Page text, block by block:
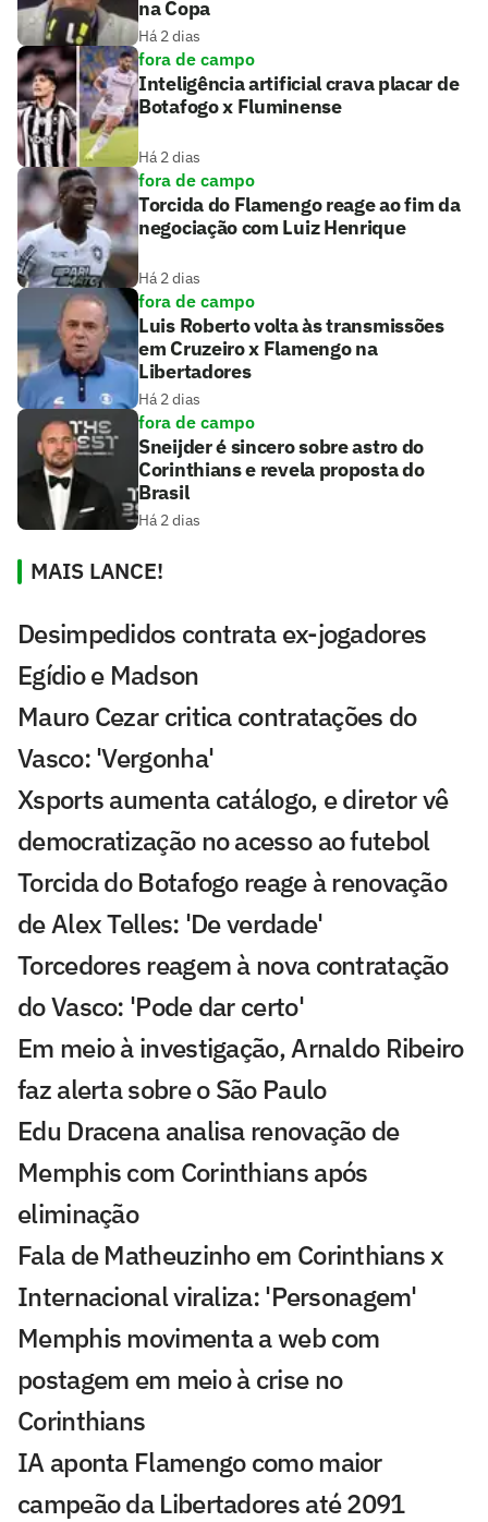
na Copa
Há 2 dias
fora de campo
Inteligência artificial crava placar de
Botafogo x Fluminense
Há 2 dias
fora de campo
Torcida do Flamengo reage ao fim da
negociação com Luiz Henrique
Há 2 dias
fora de campo
Luis Roberto volta às transmissões
em Cruzeiro x Flamengo na
Libertadores
Há 2 dias
fora de campo
Sneijder é sincero sobre astro do
Corinthians e revela proposta do
Brasil
Há 2 dias
MAIS LANCE!
Desimpedidos contrata ex-jogadores
Egídio e Madson
Mauro Cezar critica contratações do
Vasco: 'Vergonha'
Xsports aumenta catálogo, e diretor vê
democratização no acesso ao futebol
Torcida do Botafogo reage à renovação
de Alex Telles: 'De verdade'
Torcedores reagem à nova contratação
do Vasco: 'Pode dar certo'
Em meio à investigação, Arnaldo Ribeiro
faz alerta sobre o São Paulo
Edu Dracena analisa renovação de
Memphis com Corinthians após
eliminação
Fala de Matheuzinho em Corinthians x
Internacional viraliza: 'Personagem'
Memphis movimenta a web com
postagem em meio à crise no
Corinthians
IA aponta Flamengo como maior
campeão da Libertadores até 2091